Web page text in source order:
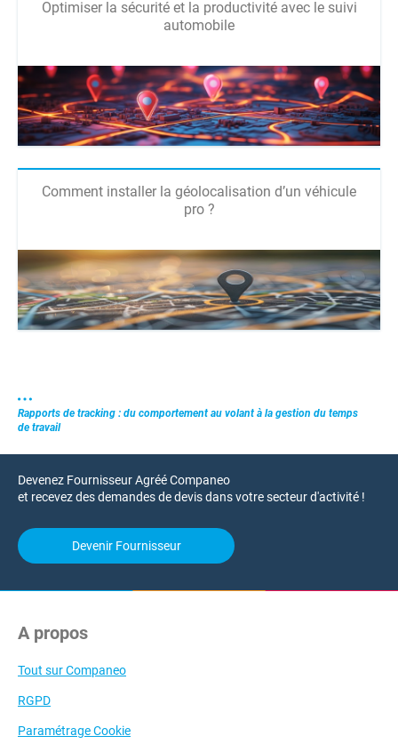
Optimiser la sécurité et la productivité avec le suivi
automobile
Comment installer la géolocalisation d’un véhicule
pro ?
Rapports de tracking : du comportement au volant à la gestion du temps
de travail
Devenez Fournisseur Agréé Companeo
et recevez des demandes de devis dans votre secteur d'activité !
Devenir Fournisseur
A propos
Tout sur Companeo
RGPD
Paramétrage Cookie